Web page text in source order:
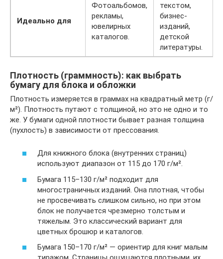
Идеально для
Фотоальбомов,
рекламы,
ювелирных
каталогов.
текстом,
бизнес-
изданий,
детской
литературы.
Плотность (граммность): как выбрать
бумагу для блока и обложки
Плотность измеряется в граммах на квадратный метр (г/
м²). Плотность путают с толщиной, но это не одно и то
же. У бумаги одной плотности бывает разная толщина
(пухлость) в зависимости от прессования.
Для книжного блока (внутренних страниц)
используют диапазон от 115 до 170 г/м².
Бумага 115–130 г/м² подходит для
многостраничных изданий. Она плотная, чтобы
не просвечивать слишком сильно, но при этом
блок не получается чрезмерно толстым и
тяжелым. Это классический вариант для
цветных брошюр и каталогов.
Бумага 150–170 г/м² — ориентир для книг малым